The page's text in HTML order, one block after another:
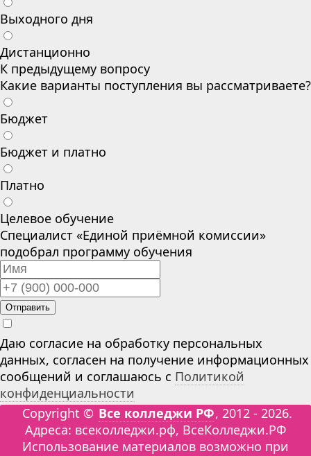
Выходного дня
Дистанционно
К предыдущему вопросу
Какие варианты поступления вы рассматриваете?
Бюджет
Бюджет и платно
Платно
Целевое обучение
Специалист «Единой приёмной комиссии»
подобрал программу обучения
Отправить
Даю согласие на обработку персональных
данных, согласен на получение информационных
сообщений и соглашаюсь с Политикой
конфиденциальности
Copyright © Все колледжи РФ, 2012 - 2026.
Адреса: всеколледжи.рф, ВсеКолледжи.РФ
Использование материалов возможно при